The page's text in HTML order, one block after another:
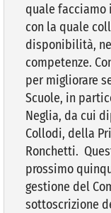
quale facciamo
con la quale
disponibilità,
competenze.
per migliorare
Scuole, in
Neglia, da cui
Collodi, della
Ronchetti.
prossimo
gestione del
sottoscrizione